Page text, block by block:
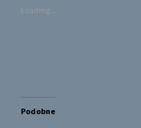
h
t
e
Loading...
Podobne